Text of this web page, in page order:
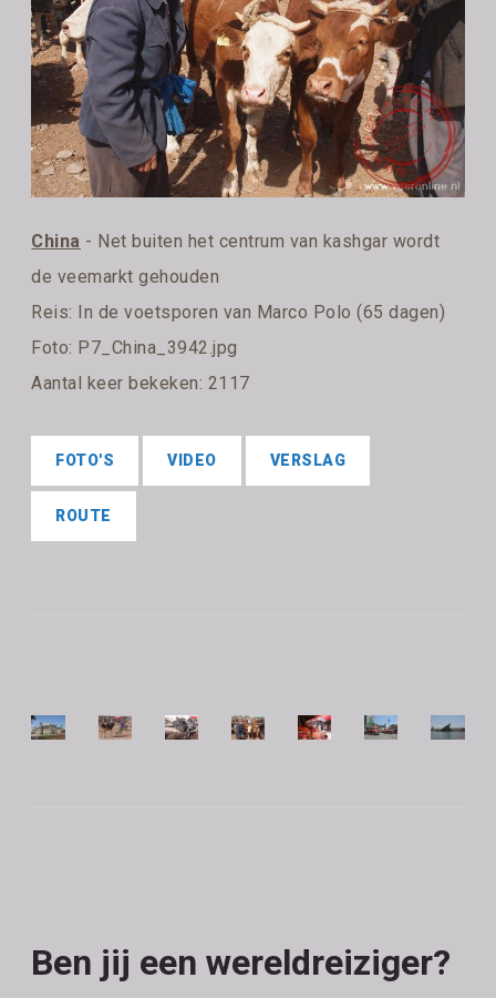
China - Net buiten het centrum van kashgar wordt
de veemarkt gehouden
Reis: In de voetsporen van Marco Polo (65 dagen)
Foto: P7_China_3942.jpg
Aantal keer bekeken: 2117
FOTO'S VIDEO VERSLAG
ROUTE
Ben jij een wereldreiziger?